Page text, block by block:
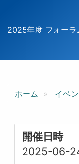
2025年度 フォーラ
ホーム イベン
開催日時
2025-06-